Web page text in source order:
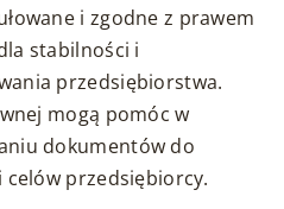
i zgodne z prawem
stabilności i
przedsiębiorstwa.
mogą pomóc w
dokumentów do
przedsiębiorcy.